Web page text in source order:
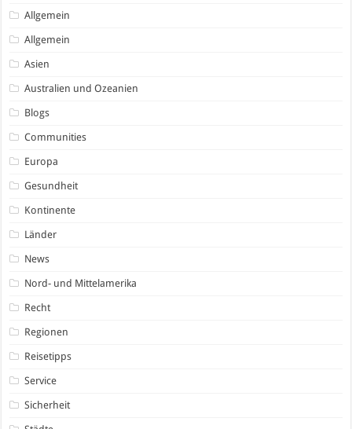
Allgemein
Allgemein
Asien
Australien und Ozeanien
Blogs
Communities
Europa
Gesundheit
Kontinente
Länder
News
Nord- und Mittelamerika
Recht
Regionen
Reisetipps
Service
Sicherheit